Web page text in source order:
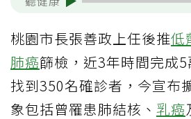
桃園市長張善政上任後推低
肺癌篩檢，近3年時間完成
找到350名確診者，今宣布
象包括曾罹患肺結核、 乳癌